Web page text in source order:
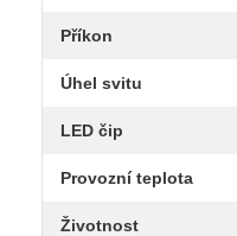
Příkon
Úhel svitu
LED čip
Provozní teplota
Životnost